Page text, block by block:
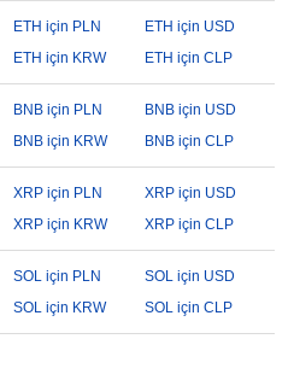
ETH için PLN
ETH için USD
ETH için KRW ETH için CLP
BNB için PLN
BNB için USD
BNB için KRW BNB için CLP
XRP için PLN
XRP için USD
XRP için KRW XRP için CLP
SOL için PLN
SOL için USD
SOL için KRW SOL için CLP